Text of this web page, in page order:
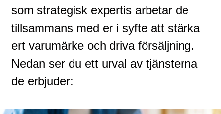
som strategisk expertis arbetar de
tillsammans med er i syfte att stärka
ert varumärke och driva försäljning.
Nedan ser du ett urval av tjänsterna
de erbjuder: